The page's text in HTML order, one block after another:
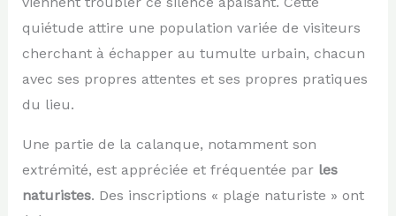
quiétude attire une population variée de visiteurs
cherchant à échapper au tumulte urbain, chacun
avec ses propres attentes et ses propres pratiques
du lieu.
Une partie de la calanque, notamment son
extrémité, est appréciée et fréquentée par les
naturistes. Des inscriptions « plage naturiste » ont